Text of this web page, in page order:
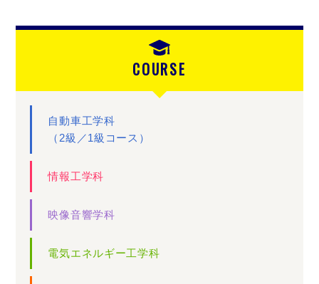
COURSE
自動車工学科
（2級／1級コース）
情報工学科
映像音響学科
電気エネルギー工学科